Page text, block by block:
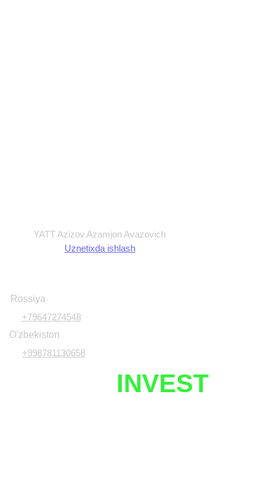
YATT Azizov Azamjon Avazovich
Uznetixda ishlash
Rossiya
+79647274548
O'zbekiston
+998781130658
INVEST